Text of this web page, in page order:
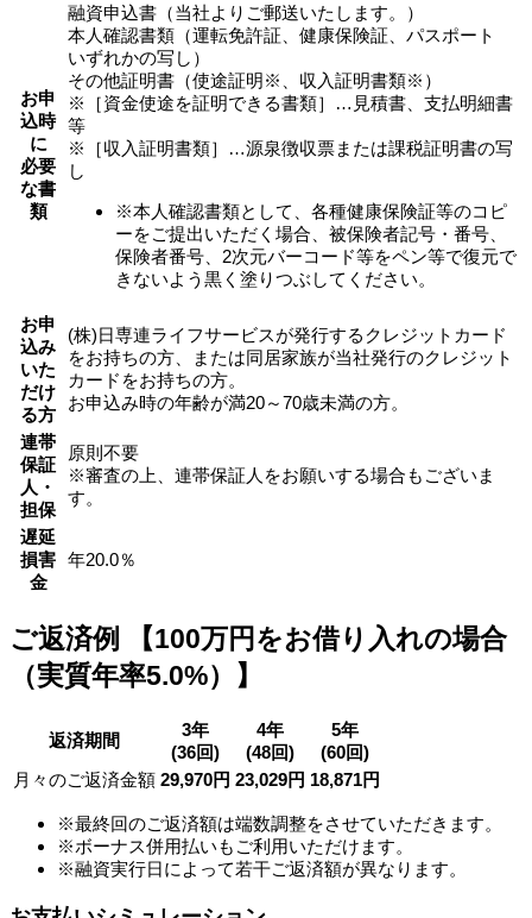
お申
込時
に
必要
な書
類
融資申込書（当社よりご郵送いたします。）
本人確認書類（運転免許証、健康保険証、パスポート
いずれかの写し）
その他証明書（使途証明※、収入証明書類※）
※［資金使途を証明できる書類］…見積書、支払明細書
等
※［収入証明書類］…源泉徴収票または課税証明書の写
し
※本人確認書類として、各種健康保険証等のコピ
ーをご提出いただく場合、被保険者記号・番号、
保険者番号、2次元バーコード等をペン等で復元で
きないよう黒く塗りつぶしてください。
お申
込み
いた
だけ
る方
(株)日専連ライフサービスが発行するクレジットカード
をお持ちの方、または同居家族が当社発行のクレジット
カードをお持ちの方。
お申込み時の年齢が満20～70歳未満の方。
連帯
保証
人・
担保
原則不要
※審査の上、連帯保証人をお願いする場合もございま
す。
遅延
損害
金
年20.0％
ご返済例 【100万円をお借り入れの場合
（実質年率5.0%）
】
返済期間
3年
(36回)
4年
(48回)
5年
(60回)
月々のご返済金額 29,970円 23,029円 18,871円
※最終回のご返済額は端数調整をさせていただきます。
※ボーナス併用払いもご利用いただけます。
※融資実行日によって若干ご返済額が異なります。